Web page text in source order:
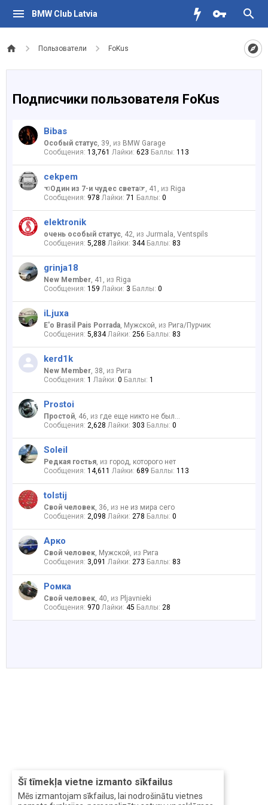
BMW Club Latvia
Пользователи FoKus
Šī tīmekļa vietne izmanto sīkfailus
Mēs izmantojam sīkfailus, lai nodrošinātu vietnes
Подписчики пользователя FoKus
Bibas
Особый статус, 39, из BMW Garage
Сообщения: 13,761 Лайки: 623 Баллы: 113
cekpem
☜Один из 7-и чудес света☞, 41, из Riga
Сообщения: 978 Лайки: 71 Баллы: 0
elektronik
очень особый статус, 42, из Jurmala, Ventspils
Сообщения: 5,288 Лайки: 344 Баллы: 83
grinja18
New Member, 41, из Riga
Сообщения: 159 Лайки: 3 Баллы: 0
iLjuxa
E'o Brasil Pais Porrada, Мужской, из Рига/Пурчик
Сообщения: 5,834 Лайки: 256 Баллы: 83
kerd1k
New Member, 38, из Рига
Сообщения: 1 Лайки: 0 Баллы: 1
Prostoi
Простой, 46, из где еще никто не был...
Сообщения: 2,628 Лайки: 303 Баллы: 0
Soleil
Редкая гостья, из город, которого нет
Сообщения: 14,611 Лайки: 689 Баллы: 113
tolstij
Свой человек, 36, из не из мира сего
Сообщения: 2,098 Лайки: 278 Баллы: 0
Арко
Свой человек, Мужской, из Рига
Сообщения: 3,091 Лайки: 273 Баллы: 83
Ромка
Свой человек, 40, из Pljavnieki
Сообщения: 970 Лайки: 45 Баллы: 28